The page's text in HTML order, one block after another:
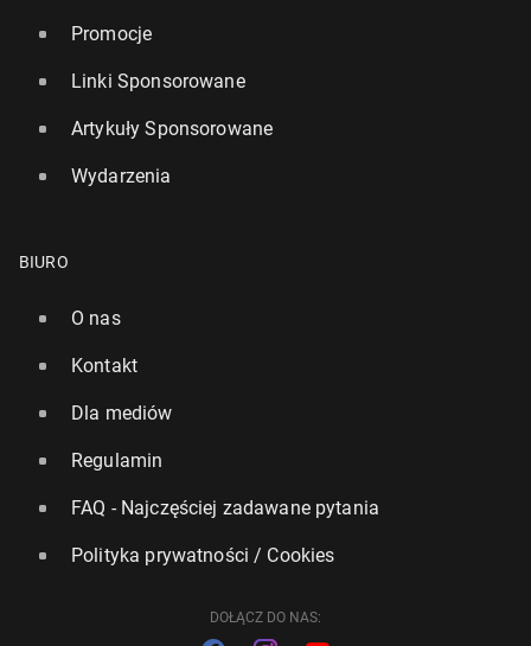
Promocje
Linki Sponsorowane
Artykuły Sponsorowane
Wydarzenia
BIURO
O nas
Kontakt
Dla mediów
Regulamin
FAQ - Najczęściej zadawane pytania
Polityka prywatności / Cookies
DOŁĄCZ DO NAS: